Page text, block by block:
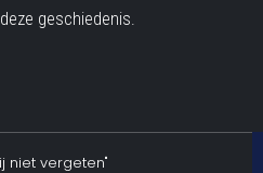
geschiedenis.
niet vergeten"